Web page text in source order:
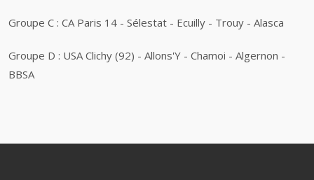
Groupe C : CA Paris 14 - Sélestat - Ecuilly - Trouy - Alasca
Groupe D : USA Clichy (92) - Allons'Y - Chamoi - Algernon -
BBSA